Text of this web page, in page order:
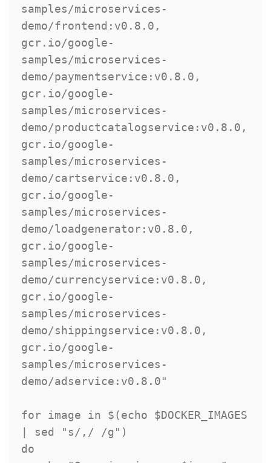
samples/microservices-
demo/frontend:v0.8.0,
gcr.io/google-
samples/microservices-
demo/paymentservice:v0.8.0,
gcr.io/google-
samples/microservices-
demo/productcatalogservice:v0.8.0,
gcr.io/google-
samples/microservices-
demo/cartservice:v0.8.0,
gcr.io/google-
samples/microservices-
demo/loadgenerator:v0.8.0,
gcr.io/google-
samples/microservices-
demo/currencyservice:v0.8.0,
gcr.io/google-
samples/microservices-
demo/shippingservice:v0.8.0,
gcr.io/google-
samples/microservices-
demo/adservice:v0.8.0"
for image in $(echo $DOCKER_IMAGES
| sed "s/,/ /g")
do